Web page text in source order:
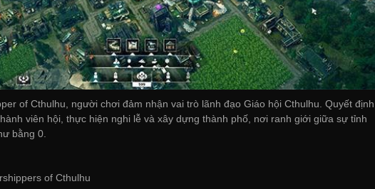
of Cthulhu, người chơi đảm nhận vai trò lãnh đạo Giáo hội Cthulhu. Quyết định
viên hội, thực hiện nghi lễ và xây dựng thành phố, nơi ranh giới giữa sự tỉnh
bằng 0.
of Cthulhu